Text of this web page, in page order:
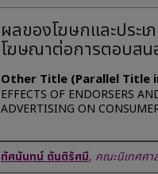
ผลของโฆษกและประเ
โฆษณาต่อการตอบสน
Other Title (Parallel Title
EFFECTS OF ENDORSERS
ADVERTISING ON
Author
ทัศนันทน์ ตันติรัศมี, คณะนิเทศศา